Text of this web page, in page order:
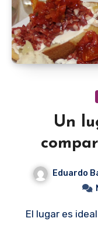
Un
Eduardo
El lugar es ideal para compartir. En grupo o en